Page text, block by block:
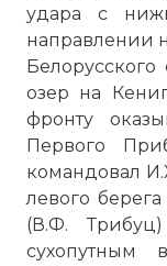
удара с
направлении
озер на
фронту
Первого
командовал
левого
(В.Ф.
сухопутным